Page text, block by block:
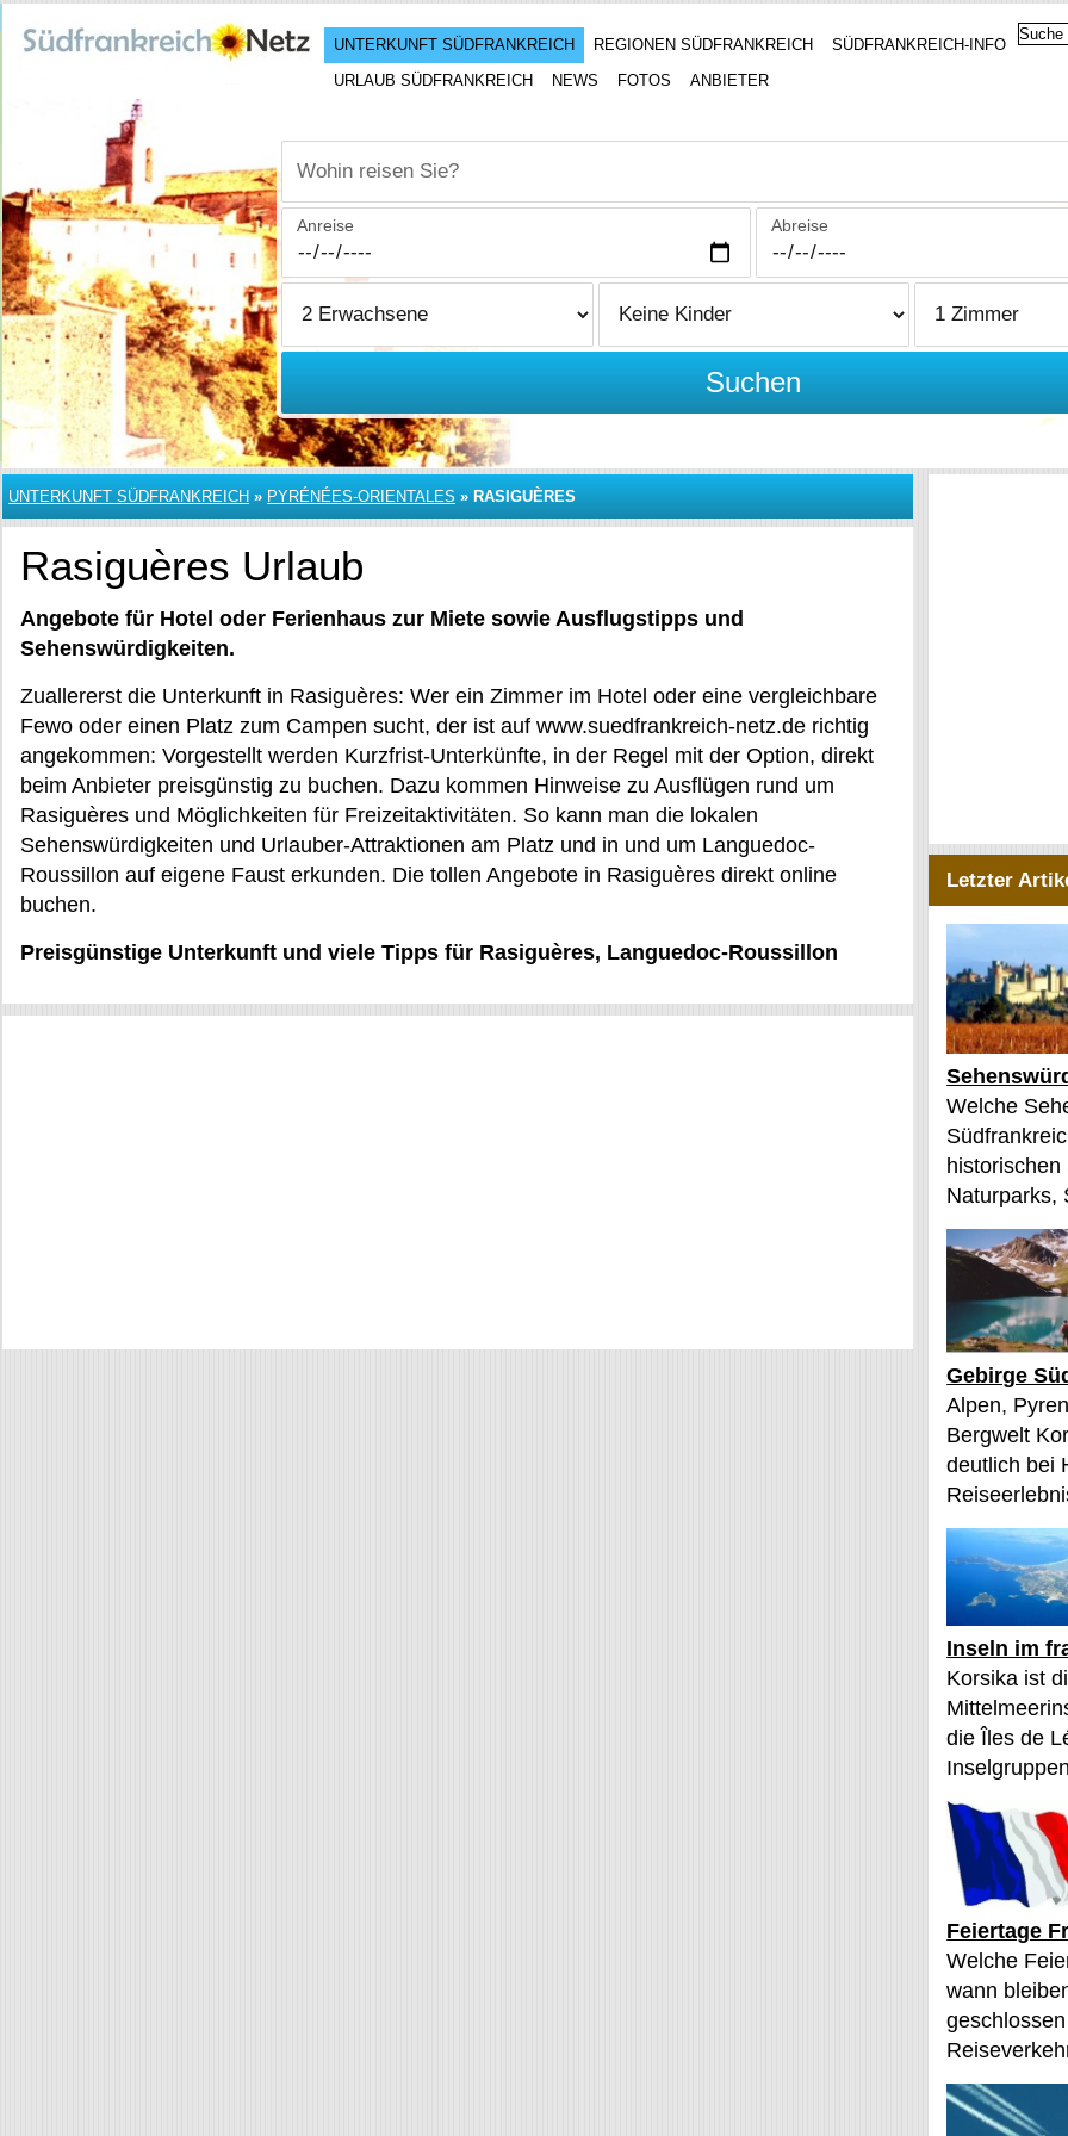
UNTERKUNFT SÜDFRANKREICH REGIONEN SÜDFRANKREICH
SÜDFRANKREICH-INFO
URLAUB SÜDFRANKREICH
NEWS FOTOS ANBIETER
Wohin reisen Sie?
Anreise Abreise
Suchen
UNTERKUNFT SÜDFRANKREICH » PYRÉNÉES-ORIENTALES » RASIGUÈRES
Rasiguères Urlaub
Angebote für Hotel oder Ferienhaus zur Miete sowie Ausflugstipps und
Sehenswürdigkeiten.
Zuallererst die Unterkunft in Rasiguères: Wer ein Zimmer im Hotel oder eine vergleichbare
Fewo oder einen Platz zum Campen sucht, der ist auf www.suedfrankreich-netz.de richtig
angekommen: Vorgestellt werden Kurzfrist-Unterkünfte, in der Regel mit der Option, direkt
beim Anbieter preisgünstig zu buchen. Dazu kommen Hinweise zu Ausflügen rund um
Rasiguères und Möglichkeiten für Freizeitaktivitäten. So kann man die lokalen
Sehenswürdigkeiten und Urlauber-Attraktionen am Platz und in und um Languedoc-
Roussillon auf eigene Faust erkunden. Die tollen Angebote in Rasiguères direkt online
buchen.
Preisgünstige Unterkunft und viele Tipps für Rasiguères, Languedoc-Roussillon
Letzter
Welche
Naturparks,
Gebirge
Alpen,
Bergwelt
deutlich bei
Inseln im
Korsika ist
die Îles de
Feiertage
Welche
wann